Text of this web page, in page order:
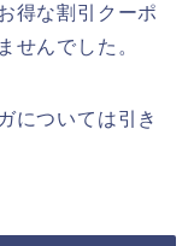
得な割引クーポ
せんでした。
については引き